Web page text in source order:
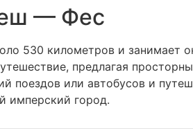
— Фес
530 километров и занимает
предлагая
поездов или автобусов и
имперский город.